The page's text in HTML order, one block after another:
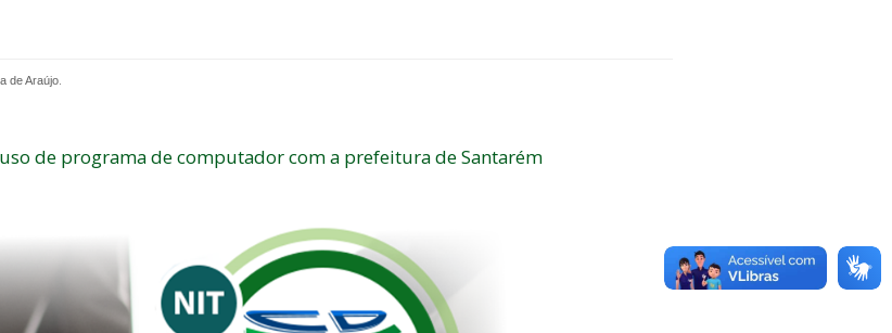
de Araújo.
de programa de computador com a prefeitura de Santarém